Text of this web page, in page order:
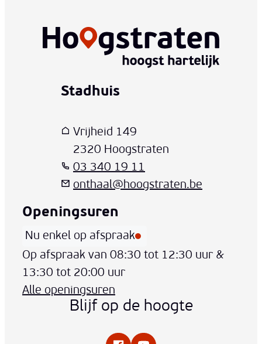
www-contact-text-name
Stadhuis
Adres
Vrijheid 149
,2320 Hoogstraten
03 340 19 11
E-mail
onthaal@hoogstraten.be
Openingsuren
Nu enkel op afspraak
Op afspraak van 08:30 tot 12:30 uur &
13:30 tot 20:00 uur
Alle openingsuren
Blijf op de hoogte